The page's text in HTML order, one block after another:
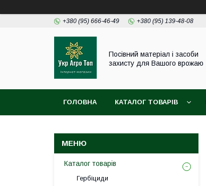
+380 (95) 666-46-49 +380 (95) 139-48-08
Посівний матеріал і засоби
захисту для Вашого врожаю
ГОЛОВНА КАТАЛОГ ТОВАРІВ
Каталог товарів
Гербіциди